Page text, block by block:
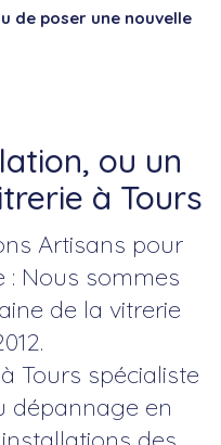
de poser une nouvelle
ou un
à Tours
Artisans pour
: Nous sommes
de la vitrerie
Tours spécialiste
dépannage en